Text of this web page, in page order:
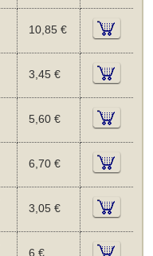
10,85 €
3,45 €
5,60 €
6,70 €
3,05 €
6 €